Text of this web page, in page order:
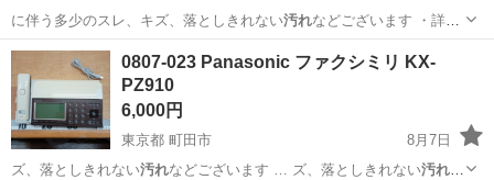
に伴う多少のスレ、キズ、落としきれない汚れなどございます ・詳細
は現地でご確認…
千葉 千葉市 現地
0807-023 Panasonic ファクシミリ KX-
PZ910
6,000円
東京都 町田市
8月7日
ズ、落としきれない汚れなどございます … ズ、落としきれない汚れな